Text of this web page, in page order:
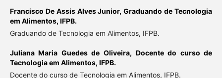
Francisco De Assis Alves Junior,Graduando de Tecnologia
em Alimentos, IFPB.
Graduando de Tecnologia em Alimentos, IFPB.
Juliana Maria Guedes de Oliveira, Docente do curso de
Tecnologia em Alimentos, IFPB.
Docente do curso de Tecnologia em Alimentos, IFPB.